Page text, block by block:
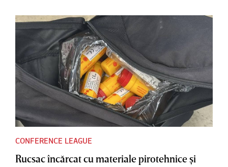
CONFERENCE LEAGUE
Rucsac încărcat cu materiale pirotehnice şi